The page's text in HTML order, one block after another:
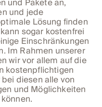
und Pakete an,
und jede
Lösung finden
sogar kostenfrei
Einschränkungen
Im Rahmen unserer
wir vor allem auf die
kostenpflichtigen
diesen alle von
und Möglichkeiten